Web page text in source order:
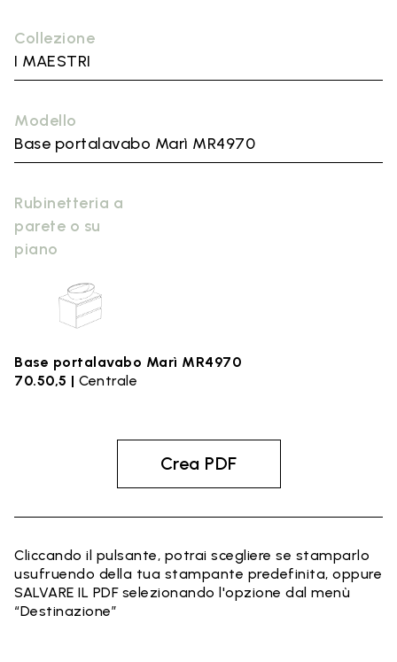
Collezione
I MAESTRI
Modello
Base portalavabo Marì MR4970
Rubinetteria a
parete o su
piano
Base portalavabo Marì MR4970
70.50,5 | Centrale
Crea PDF
Cliccando il pulsante, potrai scegliere se stamparlo
usufruendo della tua stampante predefinita, oppure
SALVARE IL PDF selezionando l'opzione dal menù
“Destinazione”